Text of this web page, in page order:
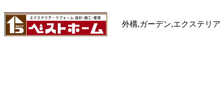
外構,ガーデン,エクステリ